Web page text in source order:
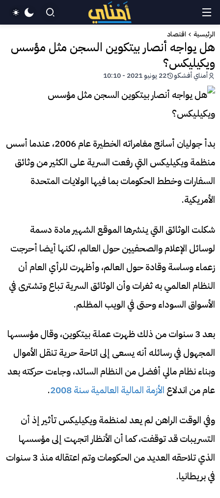
الرئيسية اقتصاد
هل يواجه أنصار بيتكوين السجن مثل مؤسس
ويكيليكس؟
أمناي أفشكو 22 يونيو 2021 - 10:10
بدأ جوليان أسانج مغامراته الخطيرة عام 2006، عندما أسس
منظمة ويكيليكس التي رفعت السرية على الكثير من وثائق
السفارات وخطط الحكومات بما فيها الولايات المتحدة
الأمريكية.
شكلت الوثائق التي ينشرها الموقع الشهير مادة دسمة
لوسائل الإعلام والصحفيين حول العالم، لكنها أيضا أحرجت
زعماء وساسة وقادة حول العالم، وأظهرت للرأي العام أن
النظام العالمي به ثغرات وأن الوثائق السرية تباع وتشترى في
الأسواق السوداء وحتى في الويب المظلم.
بعد 3 سنوات من ذلك ظهرت عملة بيتكوين، وقال مؤسسها
المجهول في رسائله أنه يسعى إلى اتاحة حرية تنقل الأموال
وبناء نظام مالي أفضل من النظام السائد، وجاءت حركته بعد
عام من اندلاع الأزمة المالية العالمية سنة 2008 .
وفي الوقت الراهن لم يعد لمنظمة ويكيليكس تأثير إذ أن
التسريبات قد توقفت، كما أن الأنظار اتجهت إلى مؤسسها
الذي تلاحقه العديد من الحكومات وتم اعتقاله منذ 3 سنوات
في بريطانيا.